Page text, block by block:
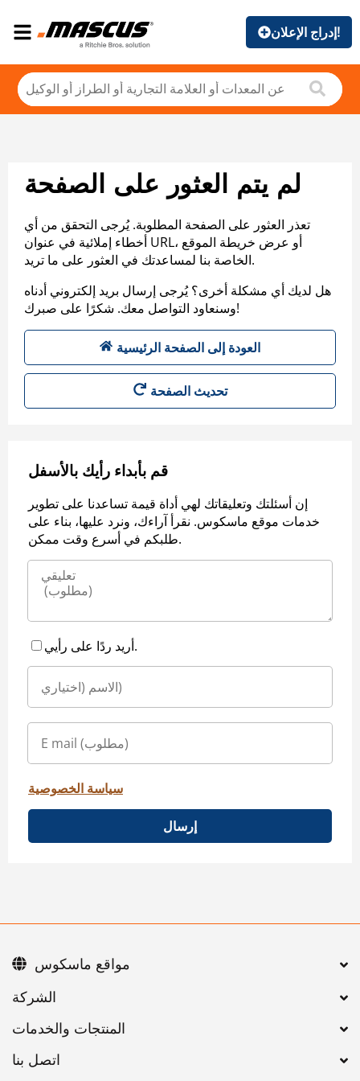
إدراج الإعلان!
لم يتم العثور على الصفحة
تعذر العثور على الصفحة المطلوبة. يُرجى التحقق من أي
أخطاء إملائية في عنوان URL، أو عرض خريطة الموقع
الخاصة بنا لمساعدتك في العثور على ما تريد.
هل لديك أي مشكلة أخرى؟ يُرجى إرسال بريد إلكتروني أدناه
وسنعاود التواصل معك. شكرًا على صبرك!
العودة إلى الصفحة الرئيسية
تحديث الصفحة
قم بأبداء رأيك بالأسفل
إن أسئلتك وتعليقاتك لهي أداة قيمة تساعدنا على تطوير
خدمات موقع ماسكوس. نقرأ آراءك، ونرد عليها، بناء على
طلبكم في أسرع وقت ممكن.
أريد ردًا على رأيي.
سياسة الخصوصية
إرسال
اتصل بنا
مواقع ماسكوس